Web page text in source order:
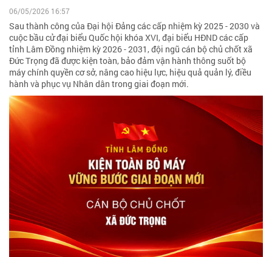
06/05/2026 16:57
Sau thành công của Đại hội Đảng các cấp nhiệm kỳ 2025 - 2030 và
cuộc bầu cử đại biểu Quốc hội khóa XVI, đại biểu HĐND các cấp
tỉnh Lâm Đồng nhiệm kỳ 2026 - 2031, đội ngũ cán bộ chủ chốt xã
Đức Trọng đã được kiện toàn, bảo đảm vận hành thông suốt bộ
máy chính quyền cơ sở, nâng cao hiệu lực, hiệu quả quản lý, điều
hành và phục vụ Nhân dân trong giai đoạn mới.